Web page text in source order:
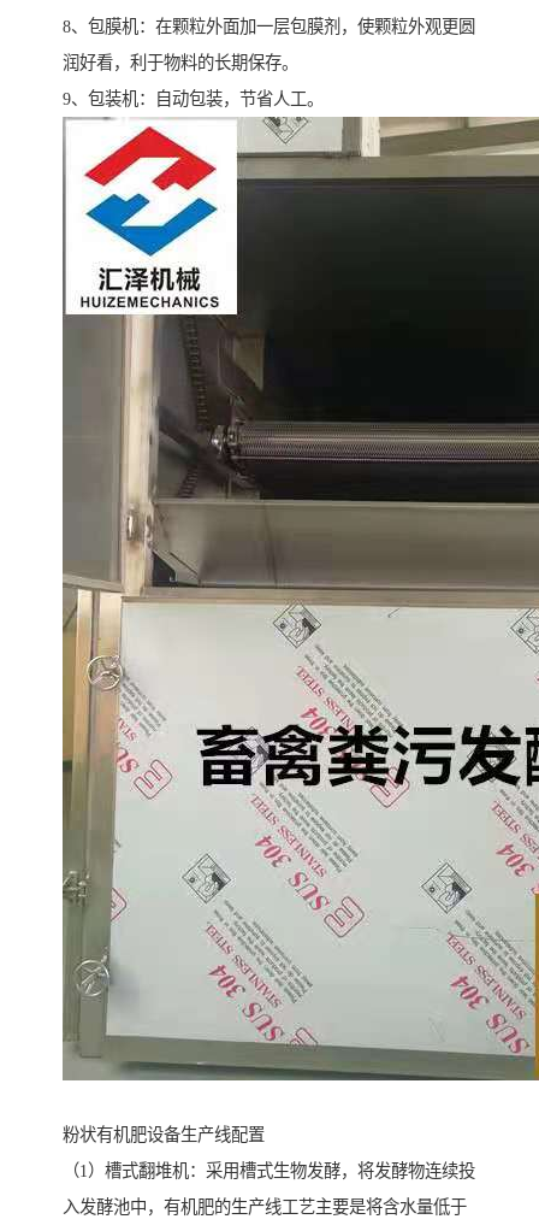
8、包膜机：在颗粒外面加一层包膜剂，使颗粒外观更圆
润好看，利于物料的长期保存。
9、包装机：自动包装，节省人工。
粉状有机肥设备生产线配置
（1）槽式翻堆机：采用槽式生物发酵，将发酵物连续投
入发酵池中，有机肥的生产线工艺主要是将含水量低于